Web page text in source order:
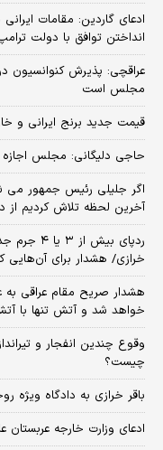
ادعای گاردین: مقامات
انداختن توافق با دولت
عراقچی: پذیرش کنوانسیون
مجلس است
قیمت جدید برنج ایرانی و
حاجی دلیگانی: مجلس
اگر جلیلی رئیس جمهور می
آخرین لحظه تلاش کردیم از
ردپای
خرازی/ هشدار برای آن‌هایی که می‌خواهند
هشدار صریح مقام عراقی به
خواهد شد و آتش تنها با
وقوع چندین انفجار و
چیست؟
باقر خرازی به دادگاه ویژه
ادعای وزارت خارجه عربستان